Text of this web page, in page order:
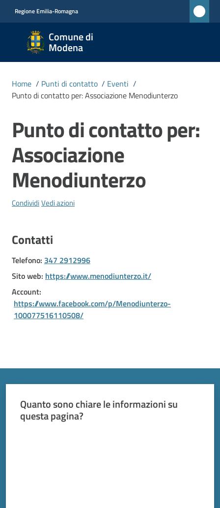
Regione Emilia-Romagna
Comune di
Modena
Comune
di
Modena
CIVICA
MONET
Amministrazione
Modena
Argomenti
Home / Punti di contatto / Eventi /
Punto di contatto per: Associazione Menodiunterzo
Salta al contenuto
Punto di contatto per:
Associazione
Menodiunterzo
CondividiVedi azioni
Contatti
Telefono: 347 2912996
Sito web: https://www.menodiunterzo.it/
Account:
https://www.facebook.com/p/Menodiunterzo-
100077516110508/
Quanto sono chiare le informazioni su
questa pagina?